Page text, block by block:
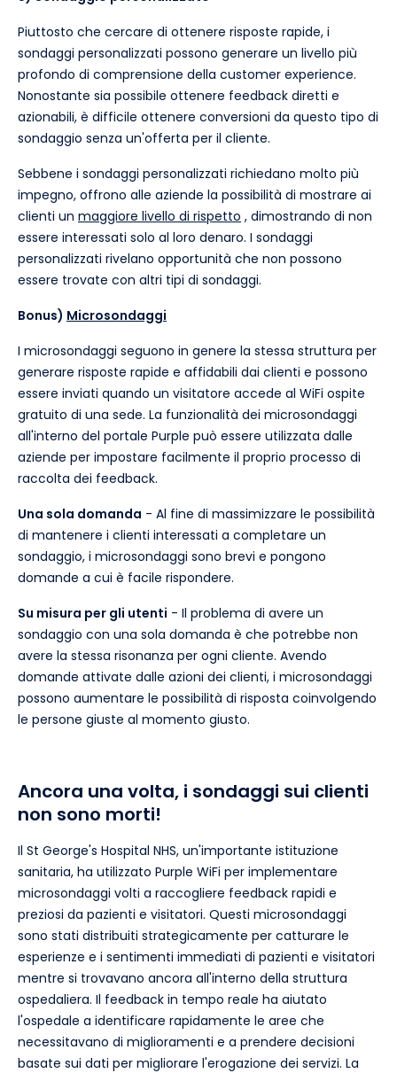
Piuttosto che cercare di ottenere risposte rapide, i
sondaggi personalizzati possono generare un livello più
profondo di comprensione della customer experience.
Nonostante sia possibile ottenere feedback diretti e
azionabili, è difficile ottenere conversioni da questo tipo di
sondaggio senza un'offerta per il cliente.
Sebbene i sondaggi personalizzati richiedano molto più
impegno, offrono alle aziende la possibilità di mostrare ai
clienti un maggiore livello di rispetto , dimostrando di non
essere interessati solo al loro denaro. I sondaggi
personalizzati rivelano opportunità che non possono
essere trovate con altri tipi di sondaggi.
Bonus) Microsondaggi
I microsondaggi seguono in genere la stessa struttura per
generare risposte rapide e affidabili dai clienti e possono
essere inviati quando un visitatore accede al WiFi ospite
gratuito di una sede. La funzionalità dei microsondaggi
all'interno del portale Purple può essere utilizzata dalle
aziende per impostare facilmente il proprio processo di
raccolta dei feedback.
Una sola domanda - Al fine di massimizzare le possibilità
di mantenere i clienti interessati a completare un
sondaggio, i microsondaggi sono brevi e pongono
domande a cui è facile rispondere.
Su misura per gli utenti - Il problema di avere un
sondaggio con una sola domanda è che potrebbe non
avere la stessa risonanza per ogni cliente. Avendo
domande attivate dalle azioni dei clienti, i microsondaggi
possono aumentare le possibilità di risposta coinvolgendo
le persone giuste al momento giusto.
Ancora una volta, i sondaggi sui clienti
non sono morti!
Il St George's Hospital NHS, un'importante istituzione
sanitaria, ha utilizzato Purple WiFi per implementare
microsondaggi volti a raccogliere feedback rapidi e
preziosi da pazienti e visitatori. Questi microsondaggi
sono stati distribuiti strategicamente per catturare le
esperienze e i sentimenti immediati di pazienti e visitatori
mentre si trovavano ancora all'interno della struttura
ospedaliera. Il feedback in tempo reale ha aiutato
l'ospedale a identificare rapidamente le aree che
necessitavano di miglioramenti e a prendere decisioni
basate sui dati per migliorare l'erogazione dei servizi. La